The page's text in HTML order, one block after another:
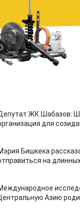
ЖК Шабазов:
для
Бишкека
на
Азию